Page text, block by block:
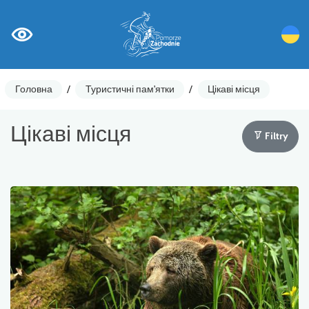
Головна / Туристичні пам'ятки / Цікаві місця
Цікаві місця Filtry
Лічильники циклів
Ostrzeżenia
Цікаві місця
Гастрономія